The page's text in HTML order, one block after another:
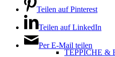
TEPPICHE &
Teilen auf Pinterest
Teilen auf LinkedIn
Per E-Mail teilen